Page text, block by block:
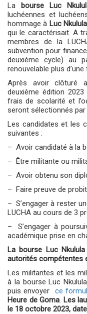
La bourse Luc
luchéennes et
hommage à Luc Nkulula
qui le caractérisait. A
membres de la
subvention pour
deuxième cycle) au
renouvelable plus
Après avoir clôturé
deuxième édition 2023
frais de scolarité et
seront sélectionnés par
Les candidates et les
suivantes :
– Avoir candidaté à la
– Être militante ou
– Avoir obtenu son
– Faire preuve de
– S’engager à rester
LUCHA au cours de 3
– S’engager à
académique prise en
La bourse Luc
autorités compétentes
Les militantes et les
à la bourse Luc
puis envoyer ce
Heure de Goma. Les
le 18 octobre 2023,